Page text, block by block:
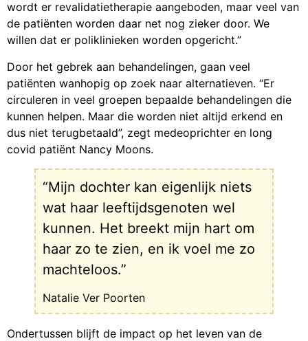
wordt er revalidatietherapie aangeboden, maar veel van
de patiënten worden daar net nog zieker door. We
willen dat er poliklinieken worden opgericht.”
Door het gebrek aan behandelingen, gaan veel
patiënten wanhopig op zoek naar alternatieven. “Er
circuleren in veel groepen bepaalde behandelingen die
kunnen helpen. Maar die worden niet altijd erkend en
dus niet terugbetaald”, zegt medeoprichter en long
covid patiënt Nancy Moons.
“Mijn dochter kan eigenlijk niets
wat haar leeftijdsgenoten wel
kunnen. Het breekt mijn hart om
haar zo te zien, en ik voel me zo
machteloos.”
Natalie Ver Poorten
Ondertussen blijft de impact op het leven van de